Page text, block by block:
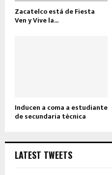
Zacatelco está de Fiesta
Ven y Vive la...
Inducen a coma a estudiante
de secundaria técnica
LATEST TWEETS